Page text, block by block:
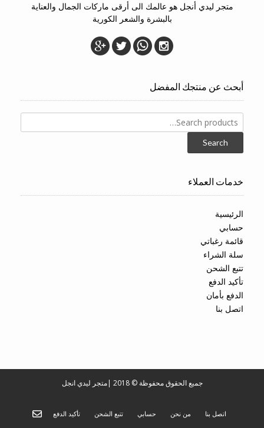
متجر ليدي أنجل هو عالمك الى أرقى ماركات الجمال والعناية
بالبشرة والشعر الكورية
أبحث عن منتجك المفضل
Search
for:
Search
خدمات العملاء
الرئيسية
حسابي
قائمة رغباتي
سلة الشراء
تتبع الشحن
تأكيد الدفع
الدفع بأمان
اتصل بنا
جميع الحقوق محفوظة © 2018 |متجر ليدي انجل
اتصل بنا من نحن حسابي تتبع الشحن تأكيد الدفع